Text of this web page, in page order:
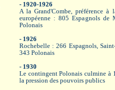
- 1920-1926
A la Grand'Combe, préférence à
européenne : 805 Espagnols
Polonais
- 1926
Rochebelle : 266 Espagnols,
343 Polonais
- 1930
Le contingent Polonais culmine à
la pression des pouvoirs publics